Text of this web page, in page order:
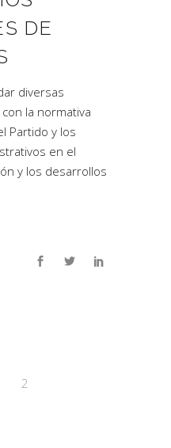
DE
diversas
la normativa
Partido y los
en el
y los desarrollos
2